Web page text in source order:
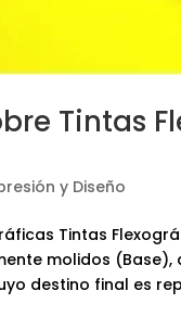
Tintas
y Diseño
Tintas
molidos (Base),
destino final es